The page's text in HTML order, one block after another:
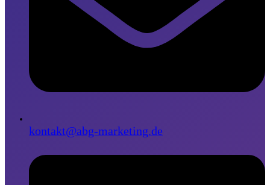
kontakt@abg-marketing.de